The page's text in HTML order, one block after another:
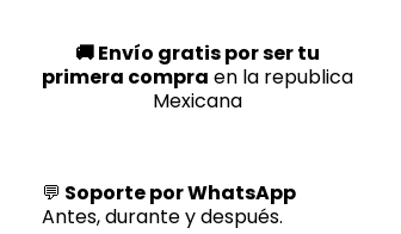
🚚 Envío gratis por ser tu
primera compra en la republica
Mexicana
💬 Soporte por WhatsApp
Antes, durante y después.